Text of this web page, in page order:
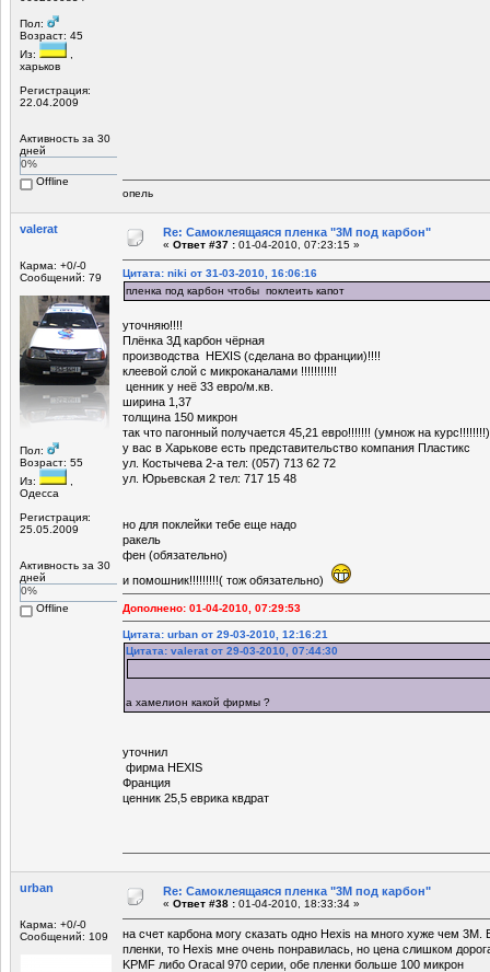
Пол:
Возраст: 45
Из:
харьков
Регистрация:
22.04.2009
Активность за 30
дней
0%
Offline
опель
valerat
Карма: +0/-0
Сообщений: 79
Пол:
Возраст: 55
Из:
Одесса
Регистрация:
25.05.2009
Активность за 30
дней
0%
Offline
Re: Самоклеящаяся пленка "3М под карбон"
« Ответ #37 : 01-04-2010, 07:23:15 »
Цитата: niki от 31-03-2010, 16:06:16
пленка под карбон чтобы поклеить капот
уточняю!!!!
Плёнка 3Д карбон чёрная
производства HEXIS (сделана во франции)!!!!
клеевой слой с микроканалами !!!!!!!!!!!
ценник у неё 33 евро/м.кв.
ширина 1,37
толщина 150 микрон
так что пагонный получается 45,21 евро!!!!!!! (умнож на курс!!!!!!!!)
у вас в Харькове есть представительство компания Пластикс
ул. Костычева 2-а тел: (057) 713 62 72
ул. Юрьевская 2 тел: 717 15 48
но для поклейки тебе еще надо
ракель
фен (обязательно)
и помошник!!!!!!!!!( тож обязательно)
Дополнено: 01-04-2010, 07:29:53
Цитата: urban от 29-03-2010, 12:16:21
Цитата: valerat от 29-03-2010, 07:44:30
а хамелион какой фирмы ?
уточнил
фирма HEXIS
Франция
ценник 25,5 еврика квдрат
urban
Карма: +0/-0
Сообщений: 109
Re: Самоклеящаяся пленка "3М под карбон"
« Ответ #38 : 01-04-2010, 18:33:34 »
на счет карбона могу сказать одно Hexis на много хуже чем 3М.
пленки, то Hexis мне очень понравилась, но цена слишком
KPMF либо Oracal 970 серии, обе пленки больше 100 микрон